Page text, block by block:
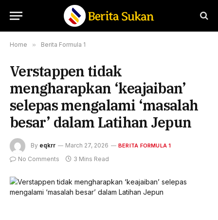
Home » Berita Formula 1
Verstappen tidak
mengharapkan ‘keajaiban’
selepas mengalami ‘masalah
besar’ dalam Latihan Jepun
By eqkrr March 27, 2026 BERITA FORMULA 1
No Comments 3 Mins Read